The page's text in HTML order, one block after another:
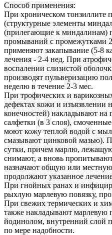
Способ применения:
При хроническом
(структурные элементы
(прилегающие к миндалинам)
промываний с промежутками
применяют закапывание (5-8
лечения - 2-4 нед. При
воспалении слизистой
производят пульверизацию
неделю в течение 2-3 мес.
При трофических и
дефектах кожи и изъязвлении
конечностей) накладывают на
салфетки (в 3 слоя),
моют кожу теплой водой с
смазывают цинковой мазью).
сутки, причем марлю,
снимают, а вновь
назначают общую или местную
продолжают указанное
При гнойных ранах и
рыхлую марлевую повязку,
При свежих термических и
также накладывают марлевую
йодинолом, внутренний слой
по мере надобности.